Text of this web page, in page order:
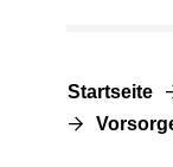
Startseite